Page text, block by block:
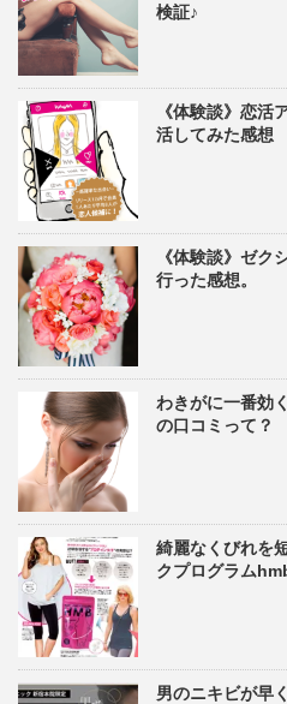
検証♪
《体験談》恋活
活してみた感想
《体験談》ゼク
行った感想。
わきがに一番効
の口コミって？
綺麗なくびれを
クプログラム
男のニキビが早